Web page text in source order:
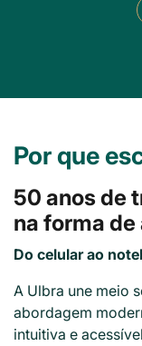
Por que
50 anos de
na forma
Do celular ao
A Ulbra une meio
abordagem
intuitiva e